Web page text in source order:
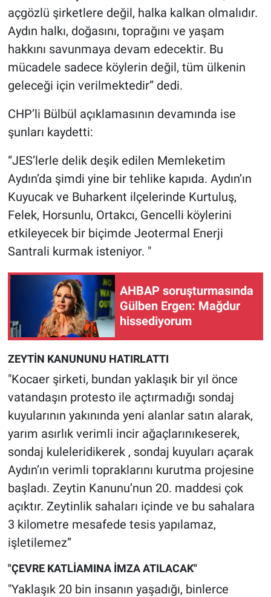
açgözlü şirketlere değil, halka kalkan olmalıdır.
Aydın halkı, doğasını, toprağını ve yaşam
hakkını savunmaya devam edecektir. Bu
mücadele sadece köylerin değil, tüm ülkenin
geleceği için verilmektedir” dedi.
CHP’li Bülbül açıklamasının devamında ise
şunları kaydetti:
“JES’lerle delik deşik edilen Memleketim
Aydın’da şimdi yine bir tehlike kapıda. Aydın’ın
Kuyucak ve Buharkent ilçelerinde Kurtuluş,
Felek, Horsunlu, Ortakcı, Gencelli köylerini
etkileyecek bir biçimde Jeotermal Enerji
Santrali kurmak isteniyor. "
AHBAP soruşturmasında
Gülben Ergen: Mağdur
hissediyorum
ZEYTİN KANUNUNU HATIRLATTI
"Kocaer şirketi, bundan yaklaşık bir yıl önce
vatandaşın protesto ile açtırmadığı sondaj
kuyularının yakınında yeni alanlar satın alarak,
yarım asırlık verimli incir ağaçlarınıkeserek,
sondaj kuleleridikerek , sondaj kuyuları açarak
Aydın’ın verimli topraklarını kurutma projesine
başladı. Zeytin Kanunu’nun 20. maddesi çok
açıktır. Zeytinlik sahaları içinde ve bu sahalara
3 kilometre mesafede tesis yapılamaz,
işletilemez”
"ÇEVRE KATLİAMINA İMZA ATILACAK"
"Yaklaşık 20 bin insanın yaşadığı, binlerce